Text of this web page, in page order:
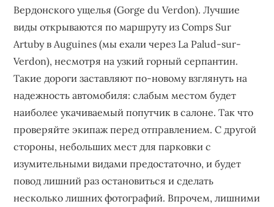
Вердонского ущелья (Gorge du Verdon). Лучшие
виды открываются по маршруту из Comps Sur
Artuby в Auguines (мы ехали через La Palud-sur-
Verdon), несмотря на узкий горный серпантин.
Такие дороги заставляют по-новому взглянуть на
надежность автомобиля: слабым местом будет
наиболее укачиваемый попутчик в салоне. Так что
проверяйте экипаж перед отправлением. С другой
стороны, небольших мест для парковки с
изумительными видами предостаточно, и будет
повод лишний раз остановиться и сделать
несколько лишних фотографий. Впрочем, лишними